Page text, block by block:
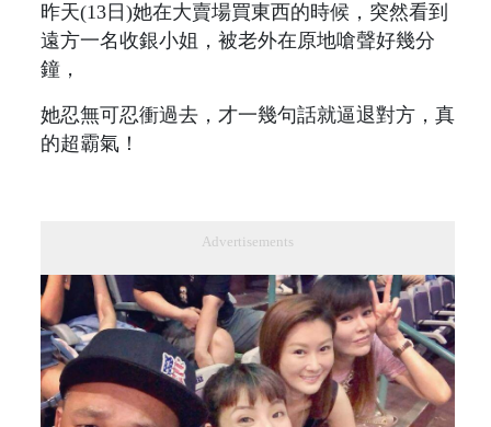
昨天(13日)她在大賣場買東西的時候，突然看到
遠方一名收銀小姐，被老外在原地嗆聲好幾分
鐘，
她忍無可忍衝過去，才一幾句話就逼退對方，真
的超霸氣！
Advertisements